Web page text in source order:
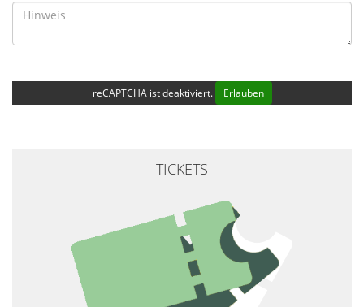
reCAPTCHA ist deaktiviert. Erlauben
TICKETS